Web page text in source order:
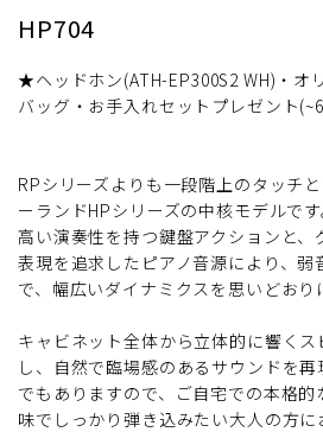
HP704
★ヘッドホン(ATH-EP300S2 WH)・オ
バッグ・お手入れセットプレゼント
RPシリーズよりも一段階上のタッチ
ーランドHPシリーズの中核モデルです
高い演奏性を持つ鍵盤アクションと、
表現を追求したピアノ音源により、弱
で、幅広いダイナミクスを思いどおり
キャビネット全体から立体的に響く
し、自然で臨場感のあるサウンドを
でもありますので、ご自宅での本格
味でしっかり弾き込みたい大人の方に